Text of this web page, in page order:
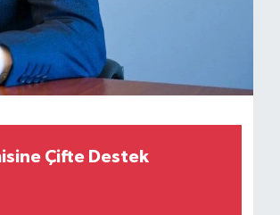
Çifte Destek